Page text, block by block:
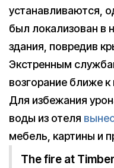
устанавливаются,
был локализован в
здания, повредив
Экстренным
возгорание ближе
Для избежания
воды из отеля
мебель, картины и
The fire at